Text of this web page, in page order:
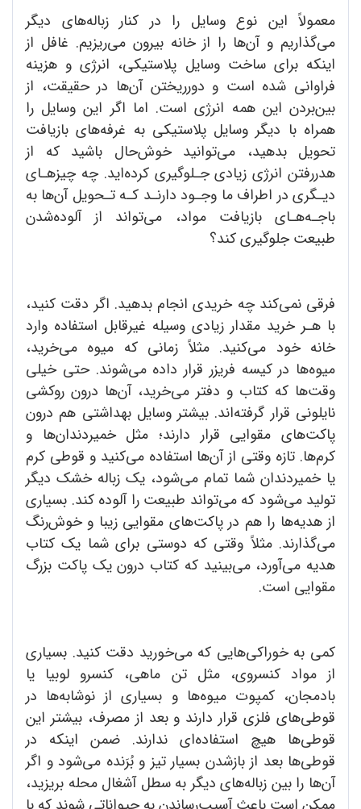
معمولاً این نوع وسایل را در کنار زباله‌های دیگر
می‌گذاریم و آن‌ها را از خانه بیرون می‌ریزیم. غافل از
اینکه برای ساخت وسایل پلاستیکی، انرژی و هزینه
فراوانی شده است و دورریختن آن‌ها در حقیقت، از
بین‌بردن این همه انرژی است. اما اگر این وسایل را
همراه با دیگر وسایل پلاستیکی به غرفه‌های بازیافت
تحویل بدهید، می‌توانید خوش‌حال باشید که از
هدررفتن انرژی زیادی جـلوگیری کرده‌اید. چه چیزهـای
دیـگری در اطراف ما وجـود دارنـد کـه تـحویل آن‌ها به
باجـه‌هـای بازیافت مواد، می‌تواند از آلوده‌شدن
طبیعت جلوگیری کند؟
فرقی نمی‌کند چه خریدی انجام بدهید. اگر دقت کنید،
با هـر خرید مقدار زیادی وسیله غیرقابل استفاده وارد
خانه خود می‌کنید. مثلاً زمانی که میوه می‌خرید،
میوه‌ها در کیسه فریزر قرار داده می‌شوند. حتی خیلی
وقت‌ها که کتاب و دفتر می‌خرید، آن‌ها درون روکشی
نایلونی قرار گرفته‌اند. بیشتر وسایل بهداشتی هم درون
پاکت‌های مقوایی قرار دارند؛ مثل خمیردندان‌ها و
کرم‌ها. تازه وقتی از آن‌ها استفاده می‌کنید و قوطی کرم
یا خمیردندان شما تمام می‌شود، یک زباله خشک دیگر
تولید می‌شود که می‌تواند طبیعت را آلوده کند. بسیاری
از هدیه‌ها را هم در پاکت‌های مقوایی زیبا و خوش‌رنگ
می‌گذارند. مثلاً وقتی که دوستی برای شما یک کتاب
هدیه می‌آورد، می‌بینید که کتاب درون یک پاکت بزرگ
مقوایی است.
کمی به خوراکی‌هایی که می‌خورید دقت کنید. بسیاری
از مواد کنسروی، مثل تن ماهی، کنسرو لوبیا یا
بادمجان، کمپوت میوه‌ها و بسیاری از نوشابه‌ها در
قوطی‌های فلزی قرار دارند و بعد از مصرف، بیشتر این
قوطی‌ها هیچ استفاده‌ای ندارند. ضمن اینکه در
قوطی‌ها بعد از بازشدن بسیار تیز و بُرَنده می‌شود و اگر
آن‌ها را بین زباله‌های دیگر به سطل آشغال محله بریزید،